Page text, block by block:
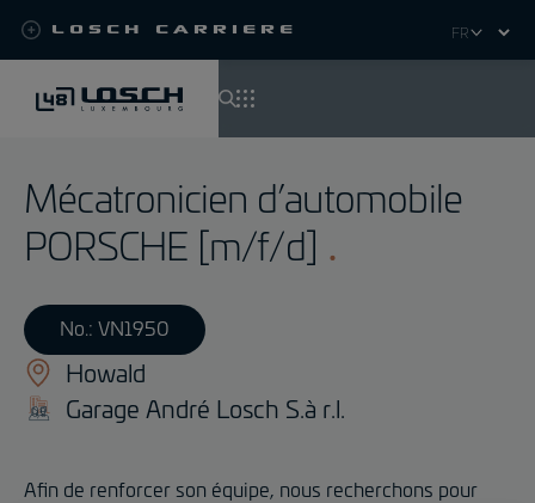
au
contenu
principal
Losch Carriere
Select
Mécatronicien d’automobile
PORSCHE [m/f/d]
No.: VN1950
Howald
Garage André Losch S.à r.l.
Afin de renforcer son équipe, nous recherchons pour